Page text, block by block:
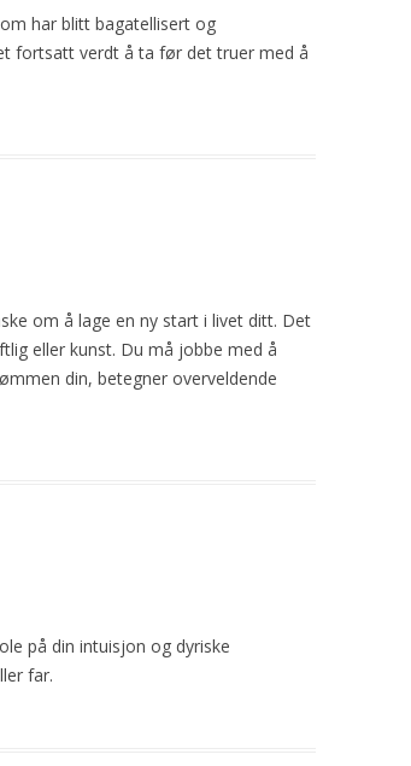
har blitt bagatellisert og
fortsatt verdt å ta før det truer med å
om å lage en ny start i livet ditt. Det
eller kunst. Du må jobbe med å
din, betegner overveldende
på din intuisjon og dyriske
far.